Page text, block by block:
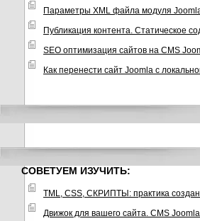
Параметры XML файла модуля
Публикация контента. Статическое
SEO оптимизация сайтов на CMS
Как перенести сайт Joomla с
СОВЕТУЕМ ИЗУЧИТЬ:
TML, CSS, СКРИПТЫ: практика
Движок для вашего сайта. CMS